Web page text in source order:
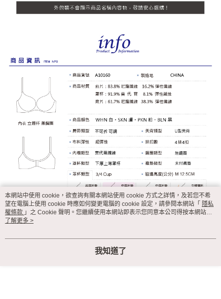
本網站中使用 cookie，欲查詢有關本網站使用 cookie 方式之詳情，及若您不希
望在電腦上使用 cookie 時應如何變更電腦的 cookie 設定，請參閱本網站「 隱私
權條款 」之 Cookie 聲明。您繼續使用本網站即表示您同意本公司得按本網站使
用條款之 Cookie 聲明使用 cookie。
了解更多 >
我知道了